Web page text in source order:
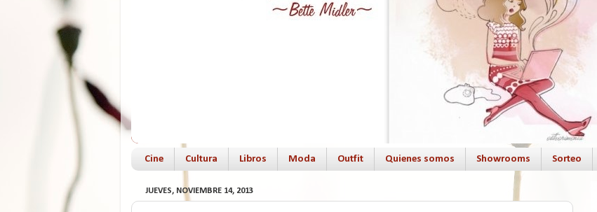
Cine Cultura Libros Moda Outfit Quienes somos Showrooms Sorteo
JUEVES, NOVIEMBRE 14, 2013